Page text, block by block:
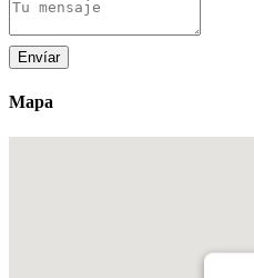
Envíar
Mapa